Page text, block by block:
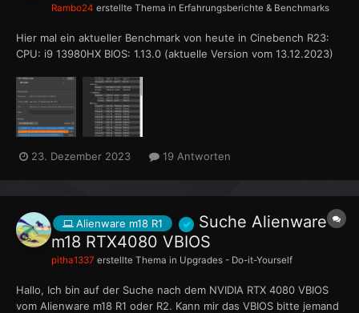
Rambo24 erstellte Thema in Erfahrungsberichte & Benchmarks
Hier mal ein aktueller Benchmark von heute in Cinebench R23:
CPU: i9 13980HX BIOS: 1.13.0 (aktuelle Version vom 13.12.2023)
während des Tests gemacht um zu zeigen das die CPU bei mir
nicht so hoch taktet wie es eigentlic...
23. Dezember 2023 19 Antworten
Alienware m18 R1
Suche Alienware
m18 RTX4080 VBIOS
pitha1337 erstellte Thema in Upgrades - Do-it-Yourself
Hallo, Ich bin auf der Suche nach dem NVIDIA RTX 4080 VBIOS
vom Alienware m18 R1 oder R2. Kann mir das VBIOS bitte jemand